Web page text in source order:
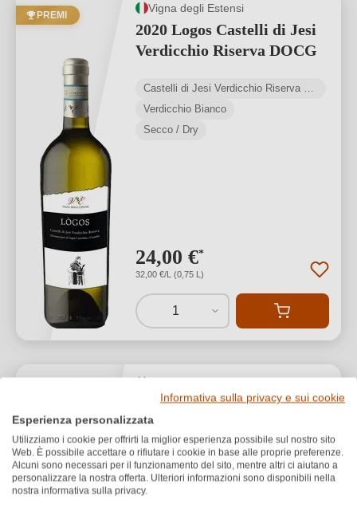
PREMI
Vigna degli Estensi
2020 Logos Castelli di Jesi
Verdicchio Riserva DOCG
Castelli di Jesi Verdicchio Riserva DOCG
Verdicchio Bianco
Secco / Dry
24,00 €*
32,00 €/L (0,75 L)
1
Brut Rosè
Marche
Cuvée (Bianco & Rosato)
Brut
Informativa sulla privacy e sui cookie
Esperienza personalizzata
Utilizziamo i cookie per offrirti la miglior esperienza possibile sul nostro sito
Web. È possibile accettare o rifiutare i cookie in base alle proprie preferenze.
Alcuni sono necessari per il funzionamento del sito, mentre altri ci aiutano a
personalizzare la nostra offerta. Ulteriori informazioni sono disponibili nella
nostra informativa sulla privacy.